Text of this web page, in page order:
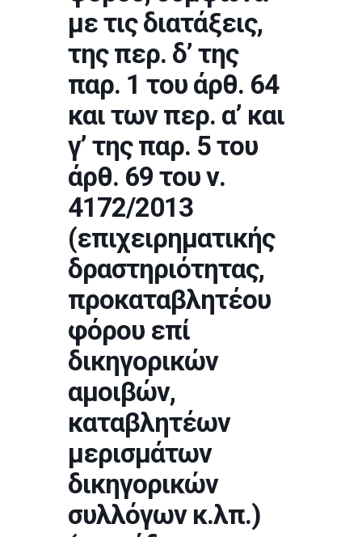
με τις διατάξεις,
της περ. δ’ της
παρ. 1 του άρθ. 64
και των περ. α’ και
γ’ της παρ. 5 του
άρθ. 69 του ν.
4172/2013
(επιχειρηματικής
δραστηριότητας,
προκαταβλητέου
φόρου επί
δικηγορικών
αμοιβών,
καταβλητέων
μερισμάτων
δικηγορικών
συλλόγων κ.λπ.)